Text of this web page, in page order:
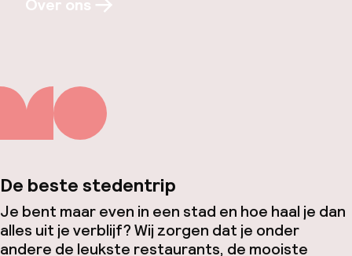
Over ons
De beste stedentrip
Je bent maar even in een stad en hoe haal je dan
alles uit je verblijf? Wij zorgen dat je onder
andere de leukste restaurants, de mooiste